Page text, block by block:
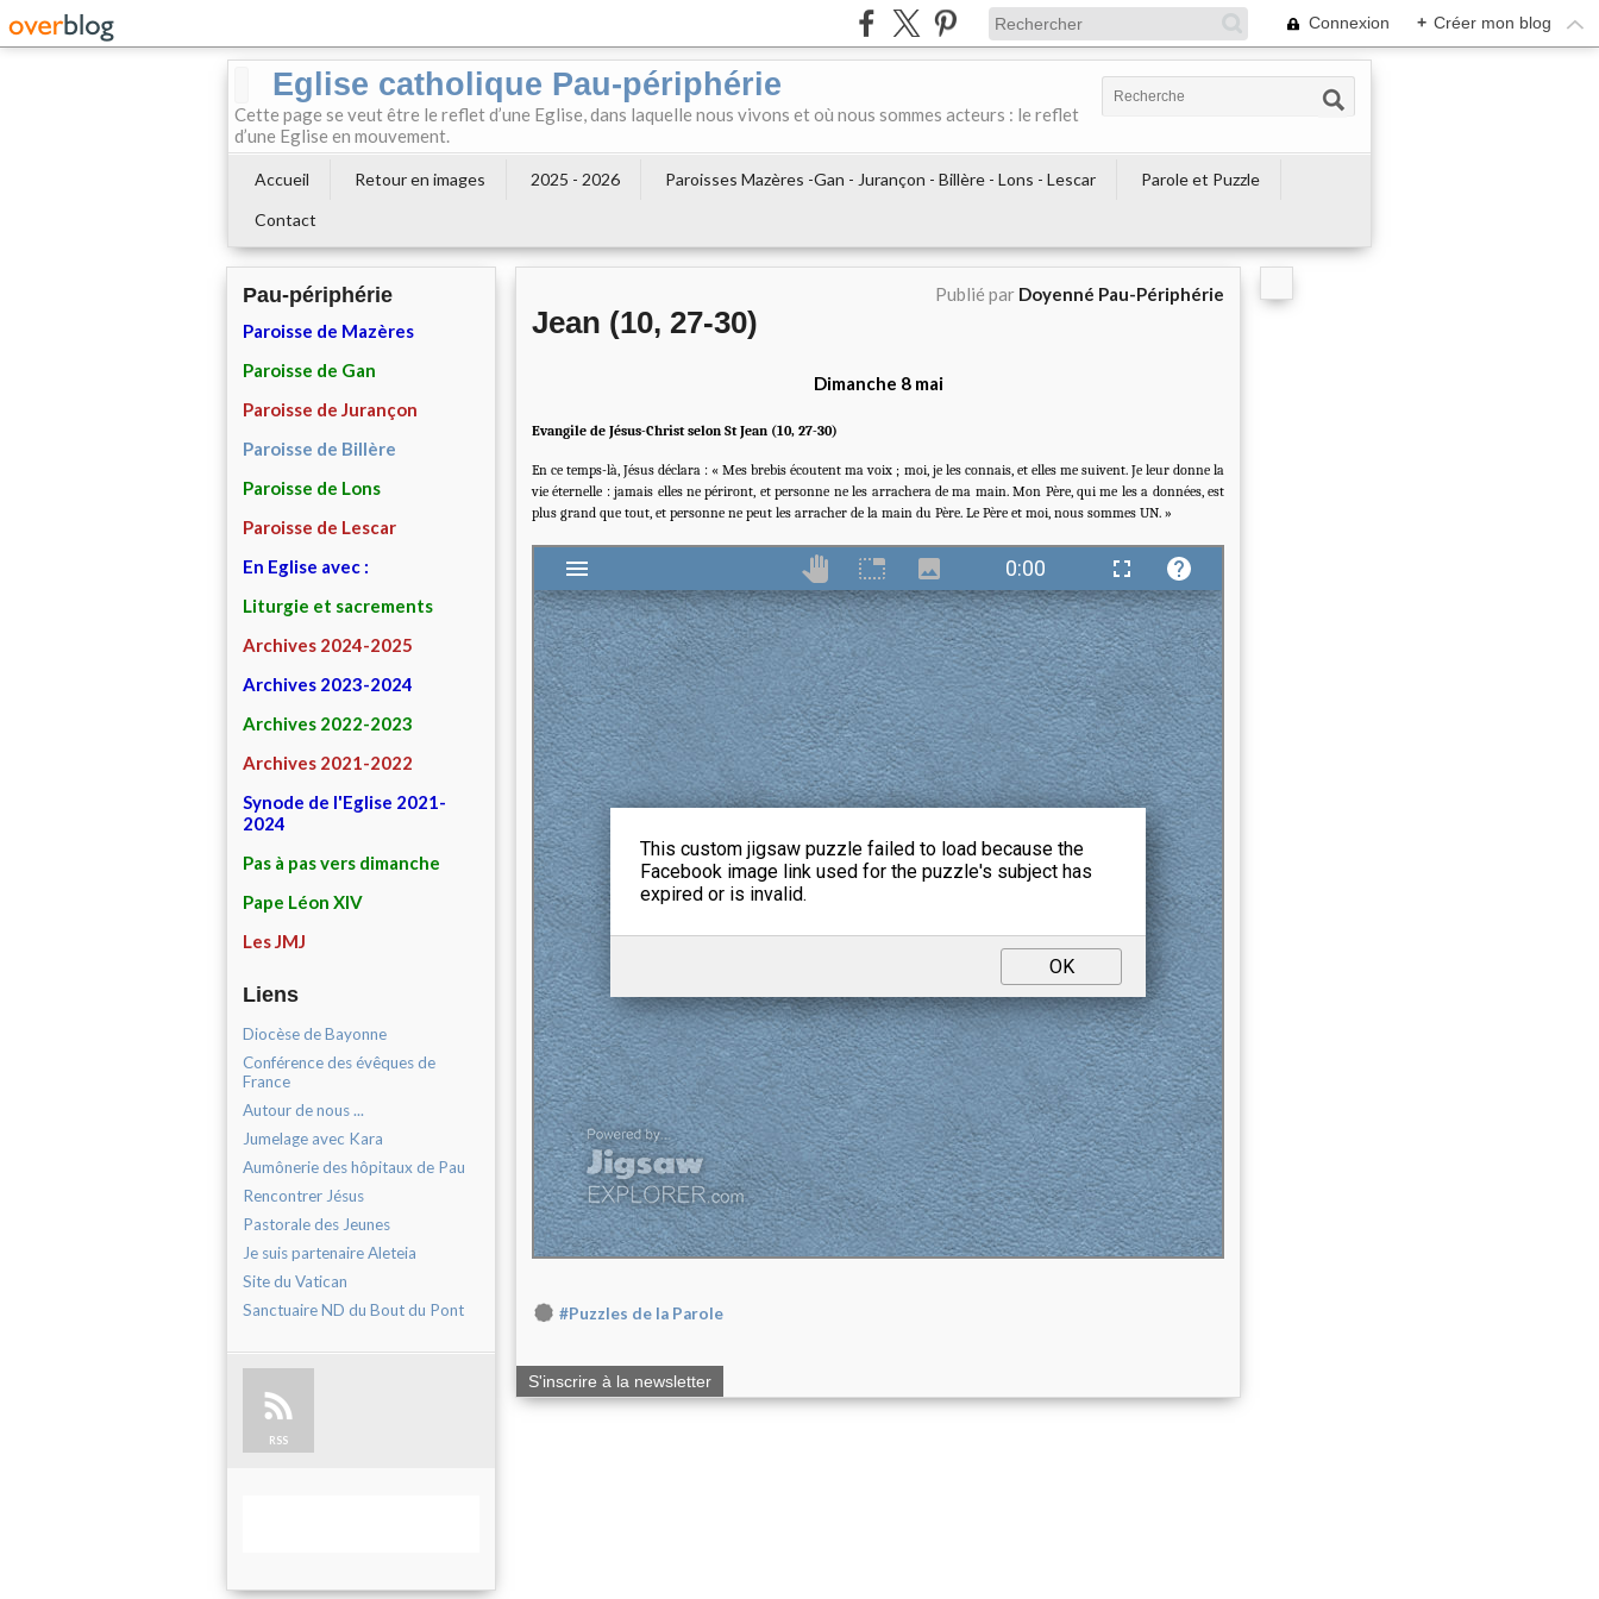
Connexion + Créer mon blog
Eglise catholique Pau-périphérie
Cette page se veut être le reflet d’une Eglise, dans laquelle nous vivons et où nous sommes acteurs : le reflet
d’une Eglise en mouvement.
Accueil Retour en images 2025 - 2026 Paroisses Mazères -Gan - Jurançon - Billère - Lons - Lescar
Parole et Puzzle
Contact
Pau-périphérie
Paroisse de Mazères
Paroisse de Gan
Paroisse de Jurançon
Paroisse de Billère
Paroisse de Lons
Paroisse de Lescar
En Eglise avec :
Liturgie et sacrements
Archives 2024-2025
Archives 2023-2024
Archives 2022-2023
Archives 2021-2022
Synode de l'Eglise 2021-
2024
Pas à pas vers dimanche
Pape Léon XIV
Les JMJ
Liens
Diocèse de Bayonne
Conférence des évêques de
France
Autour de nous ...
Jumelage avec Kara
Aumônerie des hôpitaux de Pau
Rencontrer Jésus
Pastorale des Jeunes
Je suis partenaire Aleteia
Site du Vatican
Sanctuaire ND du Bout du Pont
RSS
Publié par Doyenné Pau-Périphérie
Jean (10, 27-30)
Dimanche 8 mai
Evangile de Jésus-Christ selon St Jean (10, 27-30)
En ce temps-là, Jésus déclara : « Mes brebis écoutent ma voix ; moi, je les connais, et elles me suivent. Je leur donne la
vie éternelle : jamais elles ne périront, et personne ne les arrachera de ma main. Mon Père, qui me les a données, est
plus grand que tout, et personne ne peut les arracher de la main du Père. Le Père et moi, nous sommes UN. »
#Puzzles de la Parole
S'inscrire à la newsletter